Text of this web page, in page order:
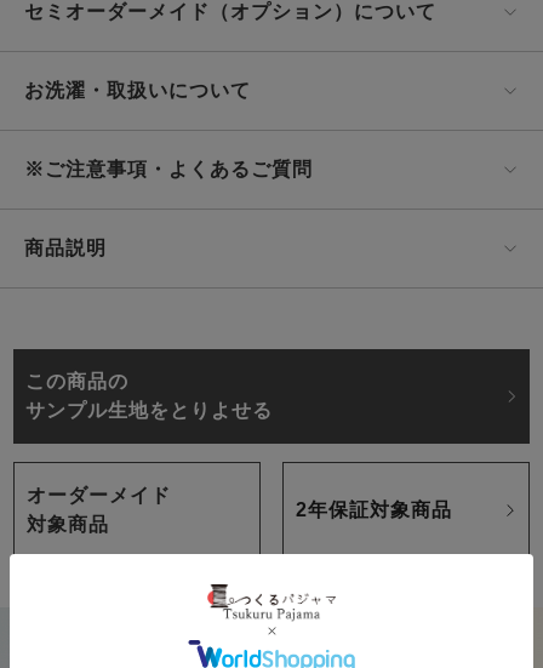
セミオーダーメイド（オプション）について
お洗濯・取扱いについて
※ご注意事項・よくあるご質問
商品説明
この商品の
サンプル生地をとりよせる
オーダーメイド
対象商品
2年保証対象商品